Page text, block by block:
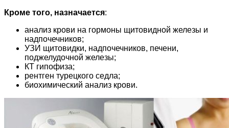
Кроме того, назначается:
анализ крови на гормоны щитовидной железы и
надпочечников;
УЗИ щитовидки, надпочечников, печени,
поджелудочной железы;
КТ гипофиза;
рентген турецкого седла;
биохимический анализ крови.